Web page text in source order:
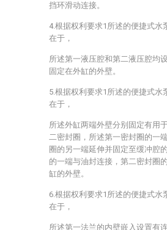
挡环滑动连接。
4.根据权利要求1所述的便捷式水
在于，
所述第一液压腔和第二液压腔均
固定在外缸的外壁。
5.根据权利要求1所述的便捷式水
在于，
所述外缸两端外壁分别固定有用
二密封圈，所述第一密封圈的一
圈的另一端延伸并固定至缓冲腔
的一端与油封连接，第二密封圈
缸的外壁。
6.根据权利要求1所述的便捷式水
在于，
所述第一法兰的内壁嵌入设置有